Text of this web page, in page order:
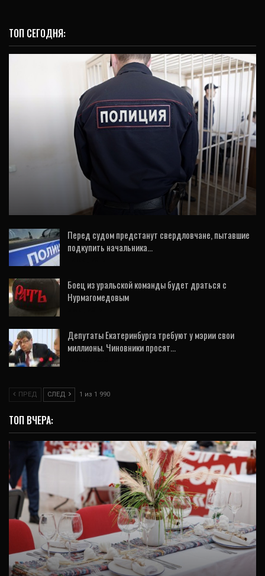
ТОП СЕГОДНЯ:
В Люблинском райсуде
прокомментировали попытку
самоубийства фигурантов «Нового…
Перед судом предстанут свердловчане, пытавшие
подкупить начальника…
Боец из уральской команды будет драться с
Нурмагомедовым
Депутаты Екатеринбурга требуют у мэрии свои
миллионы. Чиновники просят…
ПРЕД СЛЕД 1 из 1 990
ТОП ВЧЕРА:
ВИДЕО
Более 700 шеф-поваров со всей страны
съехались на уральскую «Кухню» (ФОТО,